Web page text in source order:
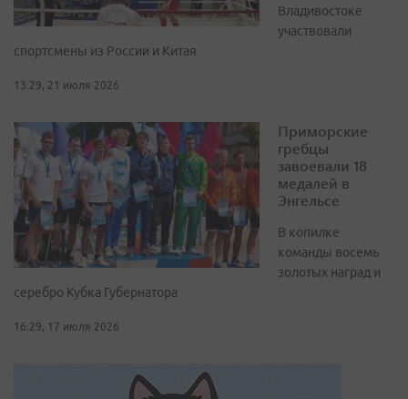
Владивостоке
участвовали
спортсмены из России и Китая
13:29, 21 июля 2026
Приморские
гребцы
завоевали 18
медалей в
Энгельсе
В копилке
команды восемь
золотых наград и
серебро Кубка Губернатора
16:29, 17 июля 2026